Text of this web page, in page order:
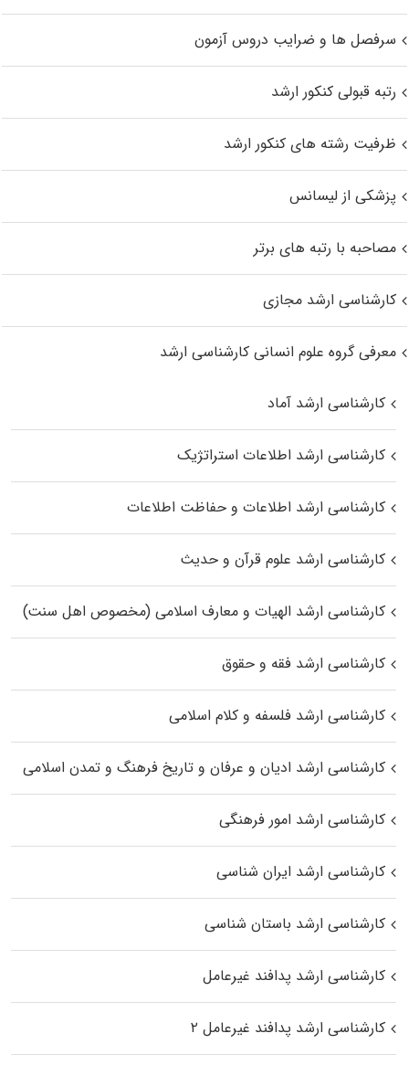
سرفصل ها و ضرایب دروس آزمون
رتبه قبولی کنکور ارشد
ظرفیت رشته های کنکور ارشد
پزشکی از لیسانس
مصاحبه با رتبه های برتر
کارشناسی ارشد مجازی
معرفی گروه علوم انسانی کارشناسی ارشد
کارشناسی ارشد آماد
کارشناسی ارشد اطلاعات استراتژیک
کارشناسی ارشد اطلاعات و حفاظت اطلاعات
کارشناسی ارشد علوم قرآن و حدیث
کارشناسی ارشد الهیات و معارف اسلامی (مخصوص اهل سنت)
کارشناسی ارشد فقه و حقوق
کارشناسی ارشد فلسفه و کلام اسلامی
کارشناسی ارشد ادیان و عرفان و تاریخ فرهنگ و تمدن اسلامی
کارشناسی ارشد امور فرهنگی
کارشناسی ارشد ایران شناسی
کارشناسی ارشد باستان شناسی
کارشناسی ارشد پدافند غیرعامل
کارشناسی ارشد پدافند غیرعامل ۲